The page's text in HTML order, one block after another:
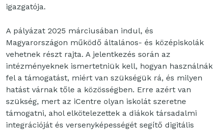
igazgatója.
A pályázat 2025 márciusában indul, és
Magyarországon működő általános- és középiskolák
vehetnek részt rajta. A jelentkezés során az
intézményeknek ismertetniük kell, hogyan használnák
fel a támogatást, miért van szükségük rá, és milyen
hatást várnak tőle a közösségben. Erre azért van
szükség, mert az iCentre olyan iskolát szeretne
támogatni, ahol elkötelezettek a diákok társadalmi
integrációját és versenyképességét segítő digitális